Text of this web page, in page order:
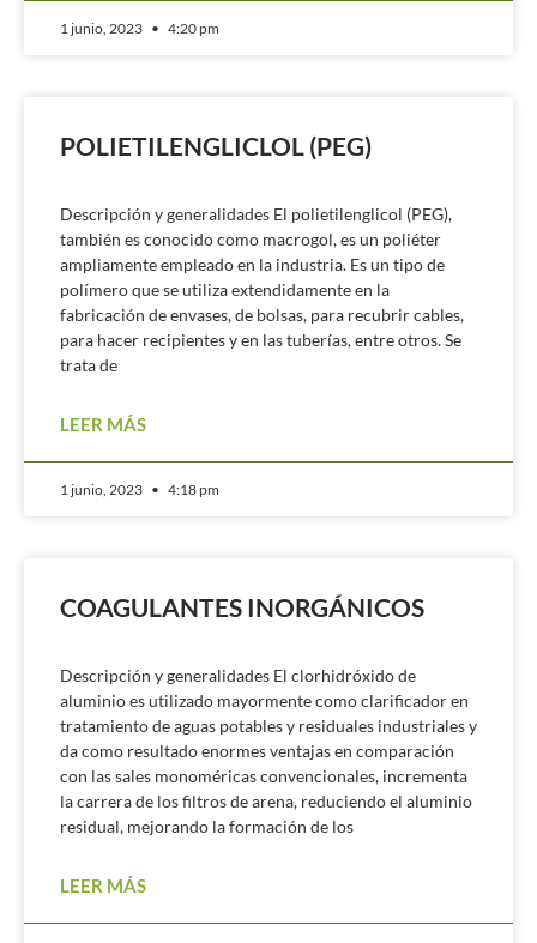
1 junio, 2023 4:20 pm
POLIETILENGLICLOL (PEG)
Descripción y generalidades El polietilenglicol (PEG),
también es conocido como macrogol, es un poliéter
ampliamente empleado en la industria. Es un tipo de
polímero que se utiliza extendidamente en la
fabricación de envases, de bolsas, para recubrir cables,
para hacer recipientes y en las tuberías, entre otros. Se
trata de
LEER MÁS
1 junio, 2023 4:18 pm
COAGULANTES INORGÁNICOS
Descripción y generalidades El clorhidróxido de
aluminio es utilizado mayormente como clarificador en
tratamiento de aguas potables y residuales industriales y
da como resultado enormes ventajas en comparación
con las sales monoméricas convencionales, incrementa
la carrera de los filtros de arena, reduciendo el aluminio
residual, mejorando la formación de los
LEER MÁS